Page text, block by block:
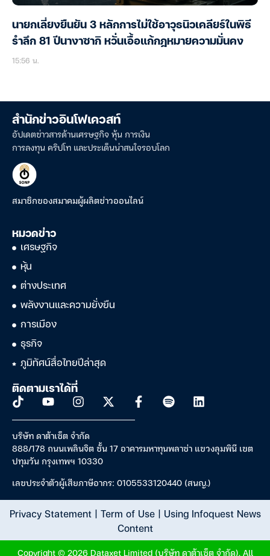
นายกเลี่ยงยืนยัน 3 หลักการไม่ใช้อาวุธนิวเคลียร์ในพิธี
รำลึก 81 ปีนางาซากิ หวั่นเอื้อแก้กฎหมายความมั่นคง
15:56 น.
สำนักข่าวอินโฟเควสท์
อัปเดตข่าวสารด้านเศรษฐกิจ หุ้น การเงิน
การลงทุน คริปโท และประเด็นน่าสนใจรอบโลก
สมาชิกของสมาคมผู้ผลิตข่าวออนไลน์
หมวดข่าว
เศรษฐกิจ
หุ้น
ต่างประเทศ
พลังงานและความยั่งยืน
การเมือง
ธุรกิจ
ภูมิทัศน์สื่อไทยปีล่าสุด
ติดตามเราได้ที่
บริษัท ดาต้าเซ็ต จำกัด
888/178 ถนนเพลินจิต ชั้น 17 อาคารมหาทุนพลาซ่า แขวงลุมพินี เขต
ปทุมวัน กรุงเทพฯ 10330
เลขประจำตัวผู้เสียภาษีอากร: 0105533120440 (สนญ.)
Privacy Statement| Term of Use| Using Infoquest News
Content
Copyright © 2026 Dataxet Limited (บริษัท ดาต้าเซ็ต จำกัด). All